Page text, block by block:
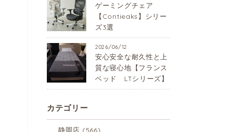
ゲーミングチェア
【Contieaks】シリー
ズ3選
2026/06/12
安心安全な耐久性と上
質な寝心地【フランス
ベッド LTシリーズ】
カテゴリー
静岡店 (566)